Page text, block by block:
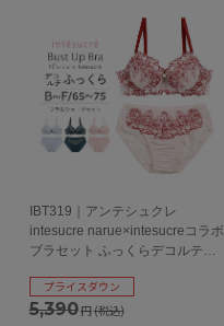
IBT319｜アンテシュクレ
intesucre narue×intesucreコラボ
ブラセット ふっくらデコルテメ
5,390円(税込)
プライスダウン